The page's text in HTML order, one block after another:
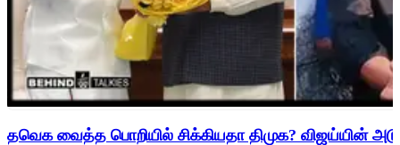
தவெக வைத்த பொறியில் சிக்கியதா திமுக? விஜய்யின்